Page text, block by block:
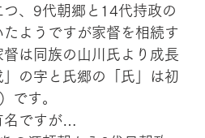
、9代朝郷と14代持政の
ようですが家督を相続す
は同族の山川氏より成長
の字と氏郷の「氏」は初
です。
ですが…